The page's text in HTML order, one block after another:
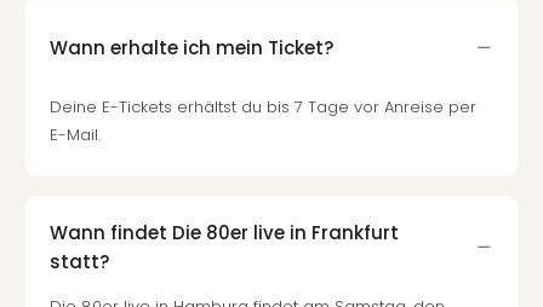
Wann erhalte ich mein Ticket?
Deine E-Tickets erhältst du bis 7 Tage vor Anreise per
E-Mail.
Wann findet Die 80er live in Frankfurt
statt?